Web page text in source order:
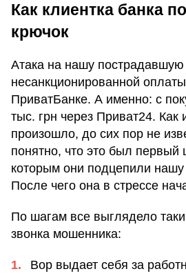
Как клиентка банка
крючок
Атака на нашу пострадавшую
несанкционированной
ПриватБанке. А именно: с
тыс. грн через Приват24. Как
произошло, до сих пор не
понятно, что это был первый
которым они подцепили
После чего она в стрессе
По шагам все выглядело
звонка мошенника:
Вор выдает себя за